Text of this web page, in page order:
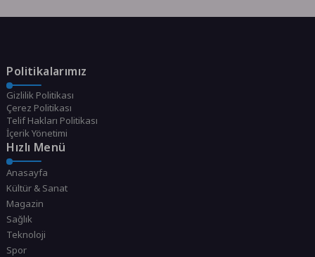
Politikalarımız
Gizlilik Politikası
Çerez Politikası
Telif Hakları Politikası
İçerik Yönetimi
Hızlı Menü
Anasayfa
Kültür & Sanat
Magazin
Sağlık
Teknoloji
Spor